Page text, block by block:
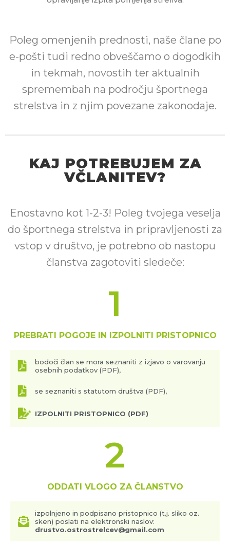
Poleg omenjenih prednosti, naše člane po
e-pošti tudi redno obveščamo o dogodkih
in tekmah, novostih ter aktualnih
spremembah na področju športnega
strelstva in z njim povezane zakonodaje.
KAJ POTREBUJEM ZA
VČLANITEV?
Enostavno kot 1-2-3! Poleg tvojega veselja
do športnega strelstva in pripravljenosti za
vstop v društvo, je potrebno ob nastopu
članstva zagotoviti sledeče:
1
PREBRATI POGOJE IN IZPOLNITI PRISTOPNICO
bodoči član se mora seznaniti z izjavo o varovanju
osebnih podatkov (PDF),
se seznaniti s statutom društva (PDF),
IZPOLNITI PRISTOPNICO (PDF)
2
ODDATI VLOGO ZA ČLANSTVO
izpolnjeno in podpisano pristopnico (t.j. sliko oz.
sken) poslati na elektronski naslov:
drustvo.ostrostrelcev@gmail.com